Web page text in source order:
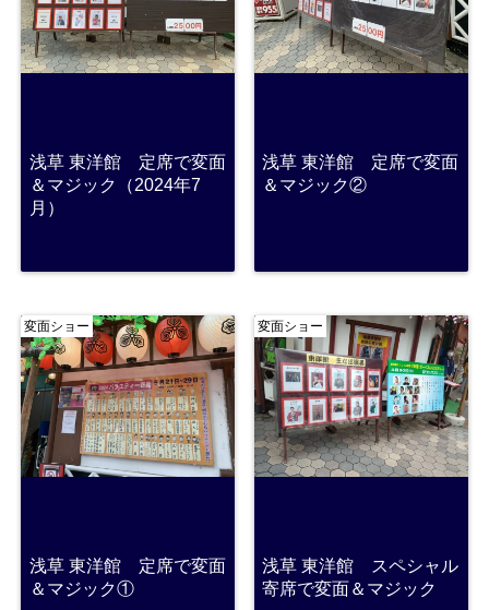
浅草 東洋館 定席で変面
＆マジック（2024年7
月）
浅草 東洋館 定席で変面
＆マジック②
変面ショー
浅草 東洋館 定席で変面
＆マジック①
変面ショー
浅草 東洋館 スペシャル
寄席で変面＆マジック